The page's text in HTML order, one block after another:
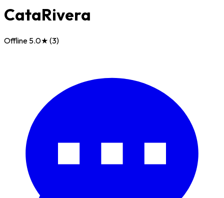
CataRivera
Offline 5.0★ (3)